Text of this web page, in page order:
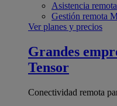
Asistencia remota
Gestión remota
Ver planes y precios
Grandes
Tensor
Conectividad remota